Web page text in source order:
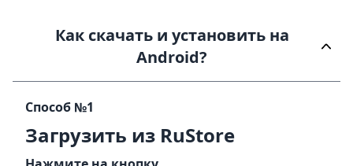
Как скачать и установить на
Android?
Способ №1
Загрузить из RuStore